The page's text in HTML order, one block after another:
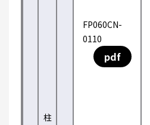
柱
FP060CN-
0110
pdf